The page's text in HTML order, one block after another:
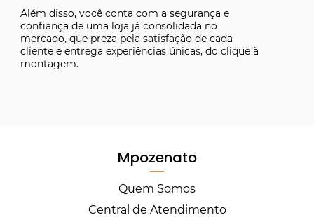
Além disso, você conta com a segurança e
confiança de uma loja já consolidada no
mercado, que preza pela satisfação de cada
cliente e entrega experiências únicas, do clique à
montagem.
Mpozenato
Quem Somos
Central de Atendimento